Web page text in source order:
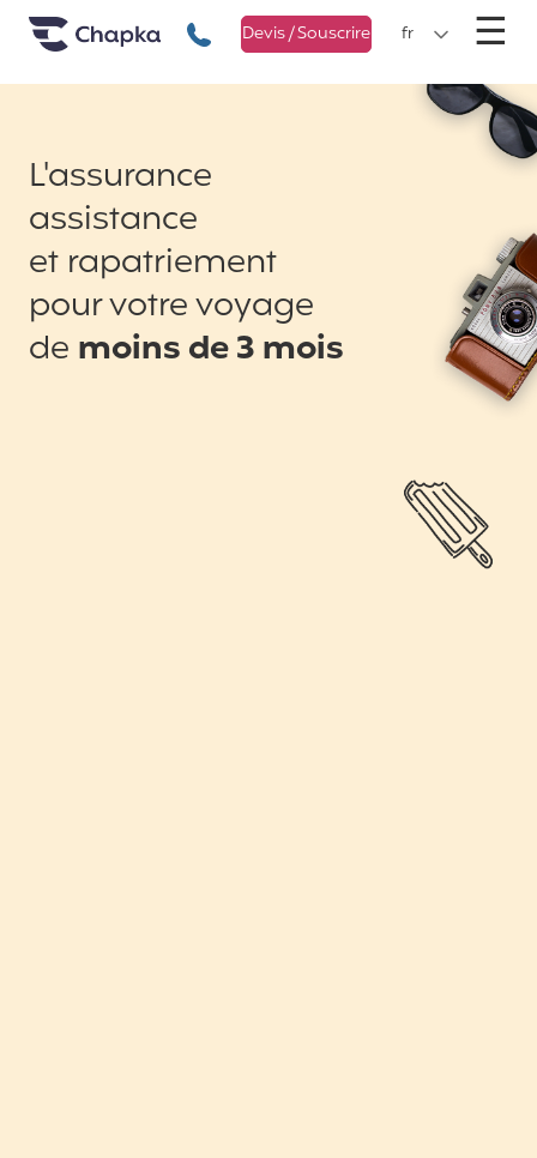
Chapka Assurances Voyages
+33 1 74 85 50 50
Devis / Souscrire fr ☰
L'assurance
assistance
et rapatriement
pour votre voyage
de moins de 3 mois